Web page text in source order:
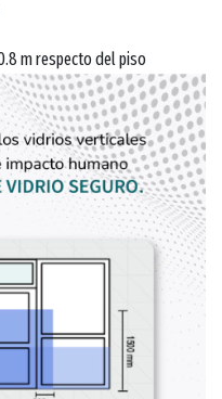
m respecto del piso